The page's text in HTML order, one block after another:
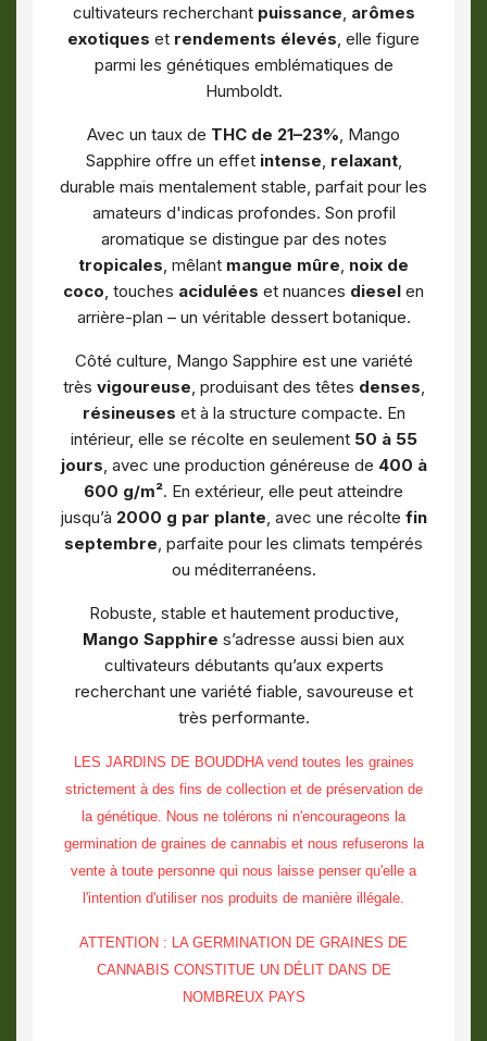
cultivateurs recherchant puissance, arômes
exotiques et rendements élevés, elle figure
parmi les génétiques emblématiques de
Humboldt.
Avec un taux de THC de 21–23%, Mango
Sapphire offre un effet intense, relaxant,
durable mais mentalement stable, parfait pour les
amateurs d'indicas profondes. Son profil
aromatique se distingue par des notes
tropicales, mêlant mangue mûre, noix de
coco, touches acidulées et nuances diesel en
arrière-plan – un véritable dessert botanique.
Côté culture, Mango Sapphire est une variété
très vigoureuse, produisant des têtes denses,
résineuses et à la structure compacte. En
intérieur, elle se récolte en seulement 50 à 55
jours, avec une production généreuse de 400 à
600 g/m². En extérieur, elle peut atteindre
jusqu’à 2000 g par plante, avec une récolte fin
septembre, parfaite pour les climats tempérés
ou méditerranéens.
Robuste, stable et hautement productive,
Mango Sapphire s’adresse aussi bien aux
cultivateurs débutants qu’aux experts
recherchant une variété fiable, savoureuse et
très performante.
LES JARDINS DE BOUDDHA vend toutes les graines
strictement à des fins de collection et de préservation de
la génétique. Nous ne tolérons ni n'encourageons la
germination de graines de cannabis et nous refuserons la
vente à toute personne qui nous laisse penser qu'elle a
l'intention d'utiliser nos produits de manière illégale.
ATTENTION : LA GERMINATION DE GRAINES DE
CANNABIS CONSTITUE UN DÉLIT DANS DE
NOMBREUX PAYS